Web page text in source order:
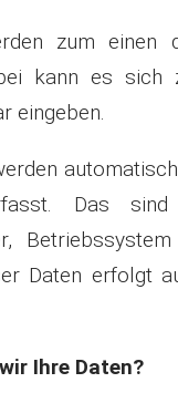
zum einen
kann es sich
eingeben.
Das
Daten erfolgt
Ihre Daten?